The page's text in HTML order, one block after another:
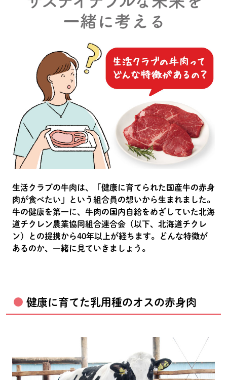
生活クラブの牛肉は、「健康に育てられた国産牛の赤身
肉が食べたい」という組合員の想いから生まれました。
牛の健康を第一に、牛肉の国内自給をめざしていた北海
道チクレン農業協同組合連合会（以下、北海道チクレ
ン）との提携から40年以上が経ちます。どんな特徴が
あるのか、一緒に見ていきましょう。
健康に育てた乳用種のオスの赤身肉